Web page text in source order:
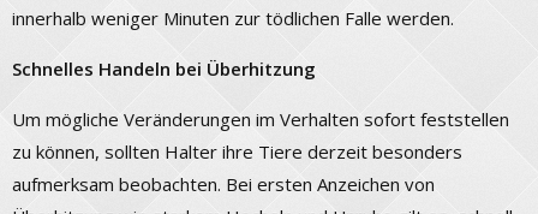
innerhalb weniger Minuten zur tödlichen Falle werden.
Schnelles Handeln bei Überhitzung
Um mögliche Veränderungen im Verhalten sofort feststellen
zu können, sollten Halter ihre Tiere derzeit besonders
aufmerksam beobachten. Bei ersten Anzeichen von